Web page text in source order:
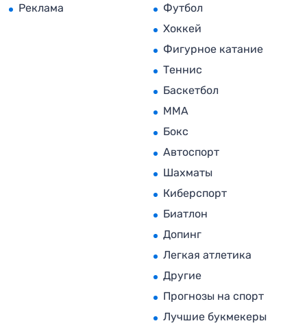
Реклама
Футбол
Хоккей
Фигурное катание
Теннис
Баскетбол
MMA
Бокс
Автоспорт
Шахматы
Киберспорт
Биатлон
Допинг
Легкая атлетика
Другие
Прогнозы на спорт
Лучшие букмекеры